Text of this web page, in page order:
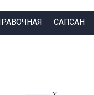
САПСАН